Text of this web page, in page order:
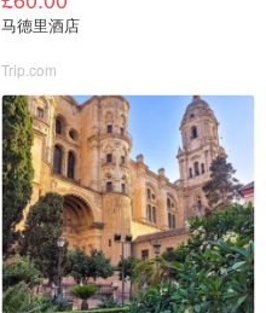
马德里酒店
Trip.com